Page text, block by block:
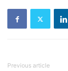
Previous article